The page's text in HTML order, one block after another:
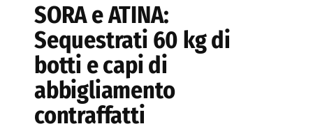
SORA e ATINA:
Sequestrati 60 kg di
botti e capi di
abbigliamento
contraffatti